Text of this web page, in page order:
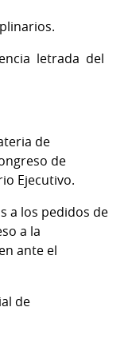
letrada del
de
de
Ejecutivo.
a los pedidos de
a la
ante el
de